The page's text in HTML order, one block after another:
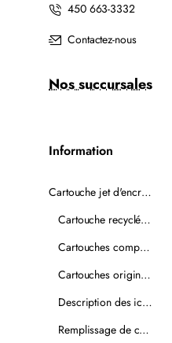
450 663-3332
Contactez-nous
Nos succursales
Information
Cartouche jet d'encre recyclée
Cartouche recyclée PLUS
Cartouches compatibles
Cartouches originales
Description des icônes
Remplissage de cartouches